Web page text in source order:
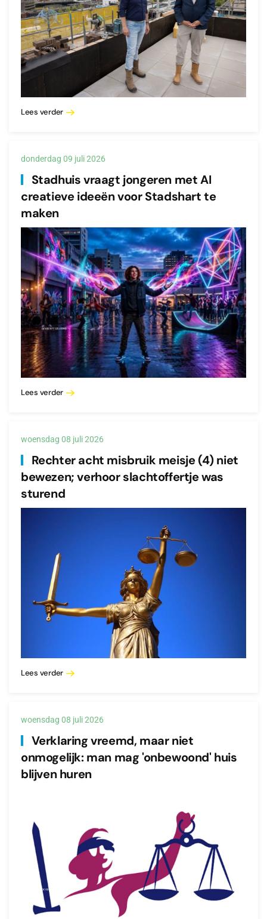
Lees verder
donderdag 09 juli 2026
Stadhuis vraagt jongeren met AI
creatieve ideeën voor Stadshart te
maken
Lees verder
woensdag 08 juli 2026
Rechter acht misbruik meisje (4) niet
bewezen; verhoor slachtoffertje was
sturend
Lees verder
woensdag 08 juli 2026
Verklaring vreemd, maar niet
onmogelijk: man mag 'onbewoond' huis
blijven huren